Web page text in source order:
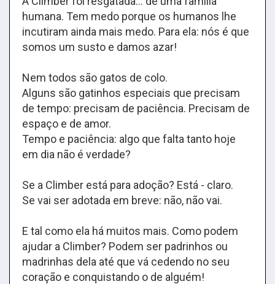
humana. Tem medo porque os humanos lhe
incutiram ainda mais medo. Para ela: nós é que
somos um susto e damos azar!
Nem todos são gatos de colo.
Alguns são gatinhos especiais que precisam
de tempo: precisam de paciência. Precisam de
espaço e de amor.
Tempo e paciência: algo que falta tanto hoje
em dia não é verdade?
Se a Climber está para adoção? Está - claro.
Se vai ser adotada em breve: não, não vai.
E tal como ela há muitos mais. Como podem
ajudar a Climber? Podem ser padrinhos ou
madrinhas dela até que vá cedendo no seu
coração e conquistando o de alguém!